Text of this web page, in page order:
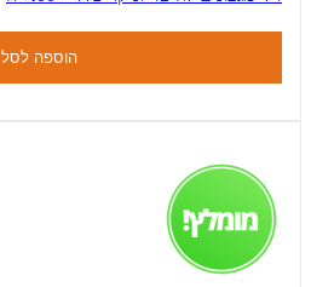
הוספה לסל